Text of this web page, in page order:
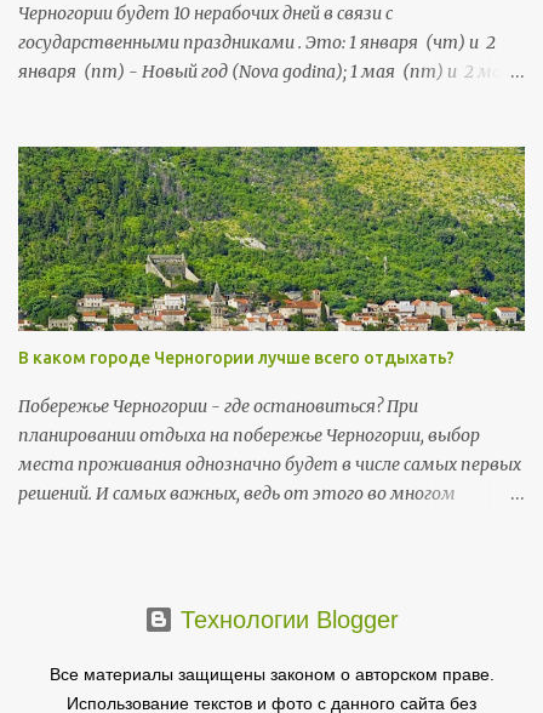
Черногории будет 10 нерабочих дней в связи с
государственными праздниками . Это: 1 января (чт) и 2
января (пт) - Новый год (Nova godina); 1 мая (пт) и 2 мая
и 14 июля (вт) - День государственности (Dan državnosti);
13 ноября (пт) и 14 ноября (сб) - Негошев день (Njegošev
dan), праздник черногорской культуры .
В каком городе Черногории лучше всего отдыхать?
Побережье Черногории - где остановиться? При
планировании отдыха на побережье Черногории, выбор
места проживания однозначно будет в числе самых первых
решений. И самых важных, ведь от этого во многом
сосредоточены на побережье.Технологии Blogger
Все материалы защищены законом о авторском праве.
Использование текстов и фото с данного сайта без